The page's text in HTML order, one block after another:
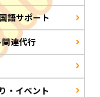
語サポート
連代行
・イベント